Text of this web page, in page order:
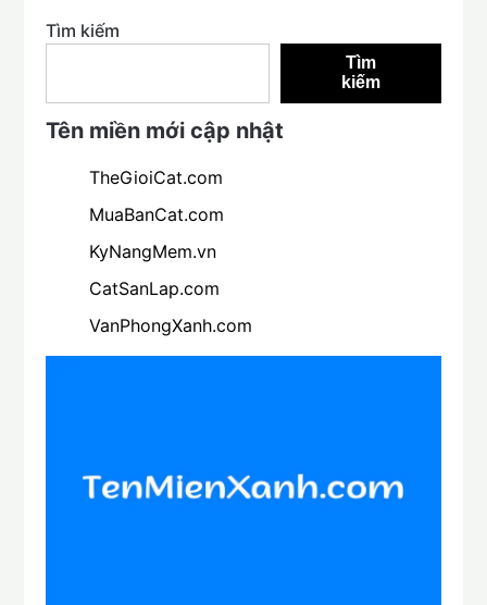
Tìm kiếm
Tìm
kiếm
Tên miền mới cập nhật
TheGioiCat.com
MuaBanCat.com
KyNangMem.vn
CatSanLap.com
VanPhongXanh.com